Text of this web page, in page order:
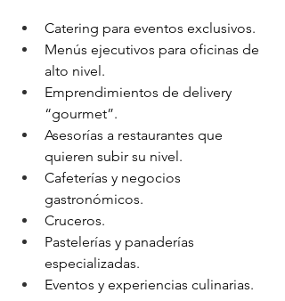
Catering para eventos exclusivos.
Menús ejecutivos para oficinas de
alto nivel.
Emprendimientos de delivery
“gourmet”.
Asesorías a restaurantes que
quieren subir su nivel.
Cafeterías y negocios
gastronómicos.
Cruceros.
Pastelerías y panaderías
especializadas.
Eventos y experiencias culinarias.